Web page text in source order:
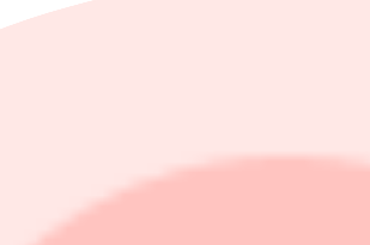
1,5 miljarder kronor. Bolaget tillförs 300
som lägst betalt. Klockan 09.16 var
i dag.